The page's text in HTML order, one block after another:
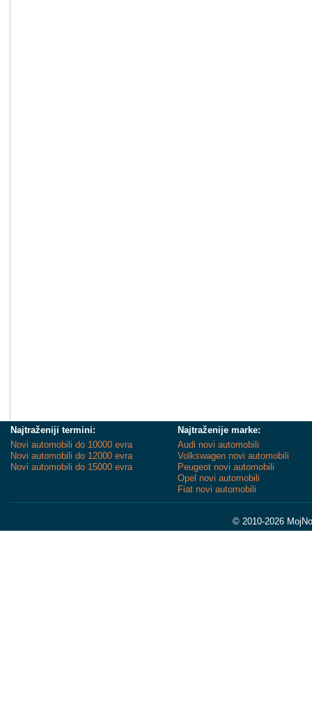
Najtraženiji termini:
Novi automobili do 10000 evra
Novi automobili do 12000 evra
Novi automobili do 15000 evra
Najtraženije marke:
Audi novi automobili
Volkswagen novi automobili
Peugeot novi automobili
Opel novi automobili
Fiat novi automobili
© 2010-2026